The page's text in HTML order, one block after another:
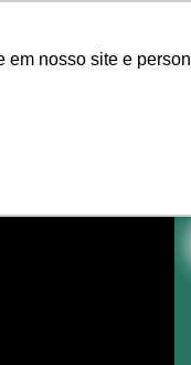
nosso site e